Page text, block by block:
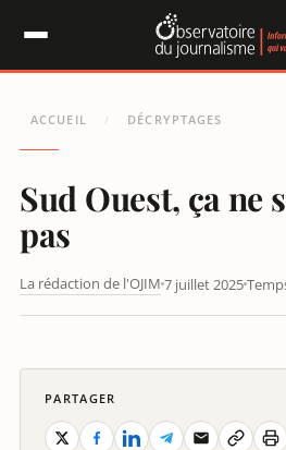
ACCUEIL / DÉCRYPTAGES
Sud Ouest, ça ne
pas
La rédaction de l'OJIM 7 juillet 2025
PARTAGER
Panneau de gestion des cookies